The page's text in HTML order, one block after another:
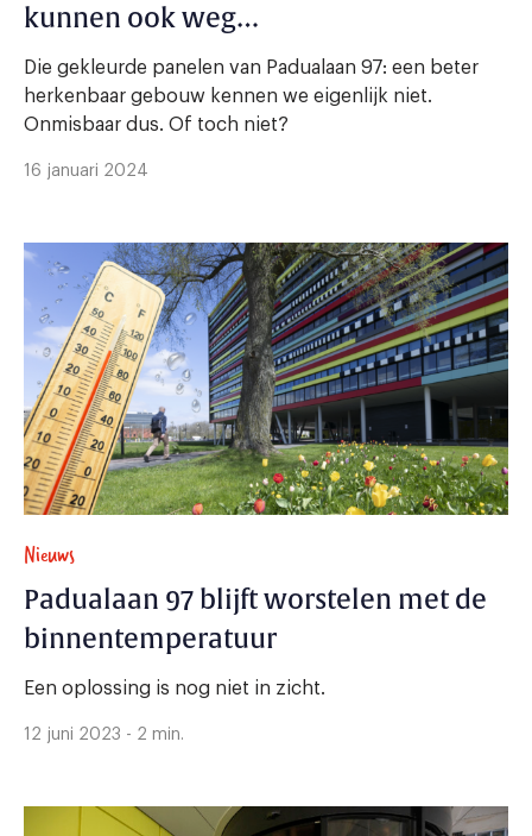
kunnen ook weg…
Die gekleurde panelen van Padualaan 97: een beter
herkenbaar gebouw kennen we eigenlijk niet.
Onmisbaar dus. Of toch niet?
16 januari 2024
Nieuws
Padualaan 97 blijft worstelen met de
binnentemperatuur
Een oplossing is nog niet in zicht.
12 juni 2023 - 2 min.